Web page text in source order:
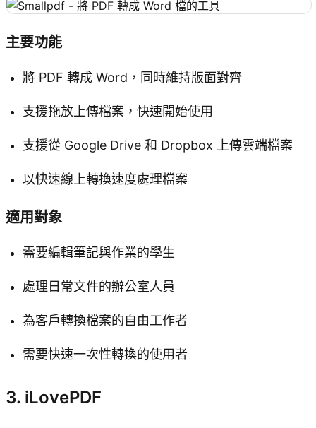
主要功能
將 PDF 轉成 Word，同時維持版面對齊
支援拖放上傳檔案，快速開始使用
支援從 Google Drive 和 Dropbox 上傳雲端檔案
以快速線上轉換速度處理檔案
適用對象
需要編輯筆記與作業的學生
處理日常文件的辦公室人員
為客戶轉換檔案的自由工作者
需要快速一次性轉換的使用者
3. iLovePDF